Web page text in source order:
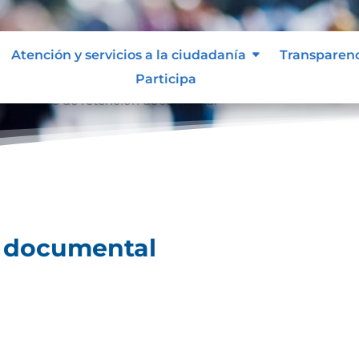
Atención y servicios a la ciudadanía
Participa